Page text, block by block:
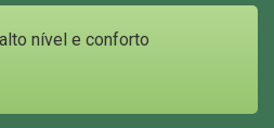
nível e conforto